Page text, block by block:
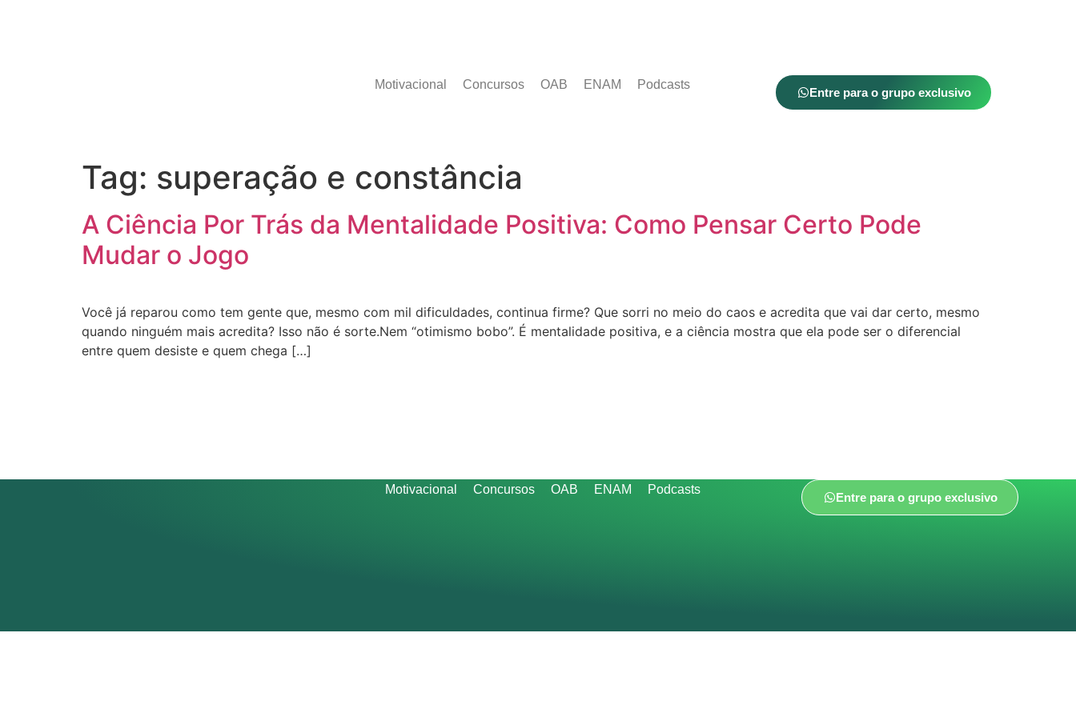
Motivacional Concursos OAB ENAM Podcasts
Entre para o grupo exclusivo
Tag: superação e constância
A Ciência Por Trás da Mentalidade Positiva: Como Pensar Certo Pode
Mudar o Jogo
Você já reparou como tem gente que, mesmo com mil dificuldades, continua firme? Que sorri no meio do caos e acredita que vai dar certo, mesmo
quando ninguém mais acredita? Isso não é sorte.Nem “otimismo bobo”. É mentalidade positiva, e a ciência mostra que ela pode ser o diferencial
entre quem desiste e quem chega […]
Motivacional Concursos OAB ENAM Podcasts
Entre para o grupo exclusivo